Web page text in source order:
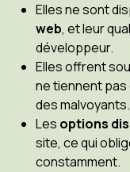
Elles ne sont
web, et leur
développeur.
Elles offrent
ne tiennent
des malvoyants.
Les options
site, ce qui
constamment.